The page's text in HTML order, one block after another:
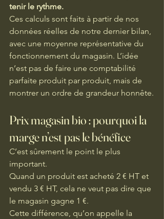
tenir le rythme.
Ces calculs sont faits à partir de nos
données réelles de notre dernier bilan,
avec une moyenne représentative du
fonctionnement du magasin. L’idée
n’est pas de faire une comptabilité
parfaite produit par produit, mais de
montrer un ordre de grandeur honnête.
Prix magasin bio : pourquoi la
marge n’est pas le bénéfice
C’est sûrement le point le plus
important.
Quand un produit est acheté 2 € HT et
vendu 3 € HT, cela ne veut pas dire que
le magasin gagne 1 €.
Cette différence, qu’on appelle la